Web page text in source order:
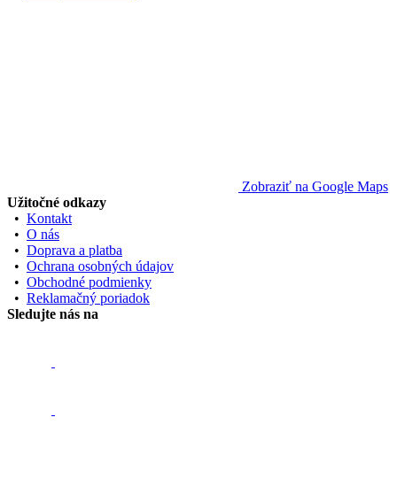
Zobraziť na Google Maps
Užitočné odkazy
• Kontakt
• O nás
• Doprava a platba
• Ochrana osobných údajov
• Obchodné podmienky
• Reklamačný poriadok
Sledujte nás na